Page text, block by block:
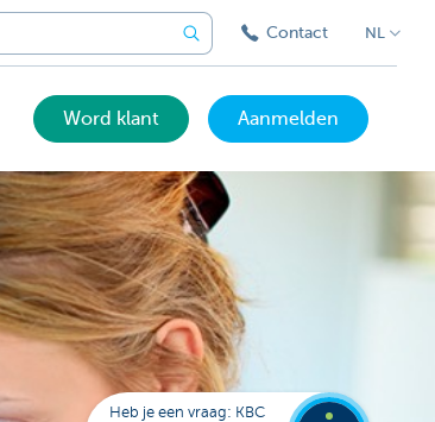
Contact NL
Word klant Aanmelden
Heb je een vraag: KBC